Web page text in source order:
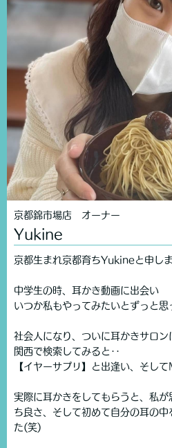
京都錦市場店 オーナー
Yukine
京都生まれ京都育ちYukineと申しま
中学生の時、耳かき動画に出会い
いつか私もやってみたいとずっと思
社会人になり、ついに耳かきサロン
関西で検索してみると‥
【イヤーサプリ】と出逢い、そし
実際に耳かきをしてもらうと、私
ち良さ、そして初めて自分の耳の
た(笑)